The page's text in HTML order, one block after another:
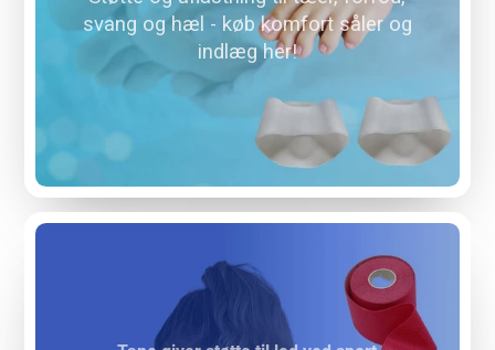
svang og hæl - køb komfort såler og
indlæg her!